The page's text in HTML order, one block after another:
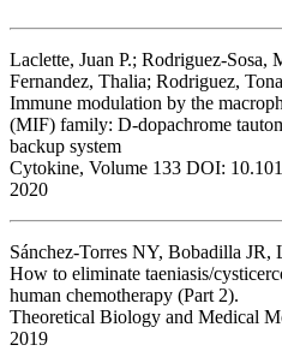
Laclette, Juan P.; Rodriguez-Sosa,
Fernandez, Thalia; Rodriguez,
Immune modulation by the
(MIF) family: D-dopachrome
backup system
Cytokine, Volume 133 DOI:
2020
Sánchez-Torres NY, Bobadilla JR,
How to eliminate taeniasis/
human chemotherapy (Part 2).
Theoretical Biology and Medical
2019